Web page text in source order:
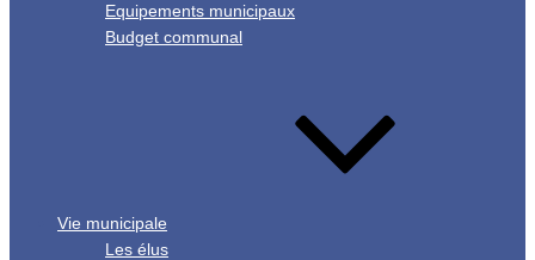
Equipements municipaux
Budget communal
Vie municipale
Les élus